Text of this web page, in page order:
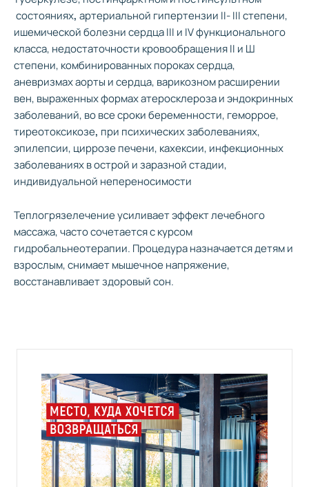
состояниях, артериальной гипертензии II- III степени,
ишемической болезни сердца III и IV функционального
класса, недостаточности кровообращения II и Ш
степени, комбинированных пороках сердца,
аневризмах аорты и сердца, варикозном расширении
вен, выраженных формах атеросклероза и эндокринных
заболеваний, во все сроки беременности, геморрое,
тиреотоксикозе, при психических заболеваниях,
эпилепсии, циррозе печени, кахексии, инфекционных
заболеваниях в острой и заразной стадии,
индивидуальной непереносимости
Теплогрязелечение усиливает эффект лечебного
массажа, часто сочетается с курсом
гидробальнеотерапии. Процедура назначается детям и
взрослым, снимает мышечное напряжение,
восстанавливает здоровый сон.